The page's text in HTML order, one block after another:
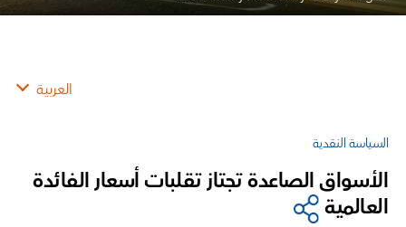
العربية
السياسة النقدية
الأسواق الصاعدة تجتاز تقلبات أسعار الفائدة
العالمية